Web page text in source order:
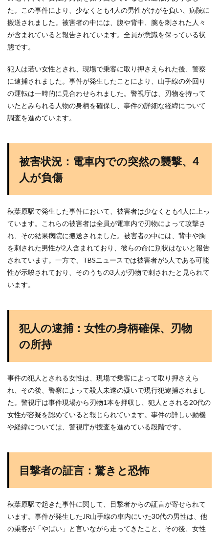
た。この事件により、少なくとも4人の男性がけがを負い、病院に
搬送されました。被害者の中には、腹や背中、腕を刺された人々
が含まれていると報告されています。全員が意識を保っている状
態です。
犯人は若い女性とされ、現場で乗客に取り押さえられた後、警察
に逮捕されました。事件が発生したことにより、山手線の外回り
の運転は一時的に見合わせられました。警視庁は、刃物を持って
いたとみられる人物の身柄を確保し、事件の詳細な経緯について
調査を進めています​​。
被害状況：電車内での突然の襲撃、4
人が負傷
秋葉原駅で発生した事件において、被害者は少なくとも4人に上っ
ています。これらの被害者は全員が電車内で刃物によって攻撃さ
れ、その結果病院に搬送されました。被害者の中には、背中や胸
を刺された男性が2人含まれており、彼らの命に別状はないと報告
されています。一方で、TBSニュースでは被害者が5人である可能
性が示唆されており、そのうちの3人が刃物で刺されたと見られて
います。
犯人の逮捕：女性の身柄確保、刃物
の所持
事件の犯人とされる女性は、現場で乗客によって取り押さえら
れ、その後、警察によって殺人未遂の疑いで現行犯逮捕されまし
た。警視庁は事件現場から刃物1本を押収し、犯人とされる20代の
女性が容疑を認めていると報じられています。事件の詳しい動機
や経緯については、警視庁が捜査を進めている段階です​​。
目撃者の証言：驚きと恐怖
秋葉原駅で起きた事件に関して、目撃者からの証言が寄せられて
います。事件が発生したJR山手線の車内にいた30代の男性は、他
の乗客が「やばい」と言いながら走ってきたこと、その後、女性